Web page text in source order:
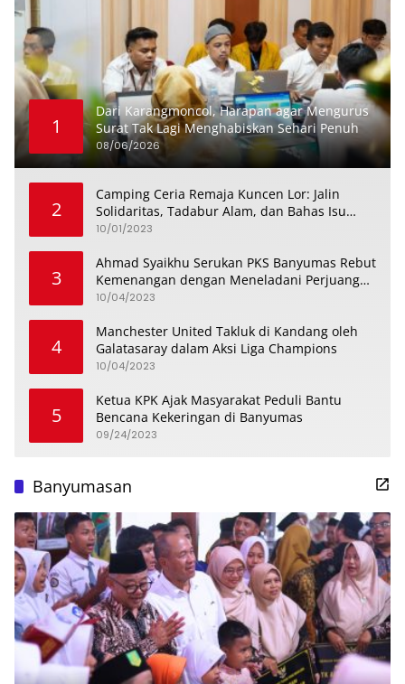
1
Dari Karangmoncol, Harapan agar Mengurus
Surat Tak Lagi Menghabiskan Sehari Penuh
08/06/2026
2
Camping Ceria Remaja Kuncen Lor: Jalin
Solidaritas, Tadabur Alam, dan Bahas Isu
Keremajaan
10/01/2023
3
Ahmad Syaikhu Serukan PKS Banyumas Rebut
Kemenangan dengan Meneladani Perjuangan
Soedirman
10/04/2023
4
Manchester United Takluk di Kandang oleh
Galatasaray dalam Aksi Liga Champions
10/04/2023
5
Ketua KPK Ajak Masyarakat Peduli Bantu
Bencana Kekeringan di Banyumas
09/24/2023
Banyumasan